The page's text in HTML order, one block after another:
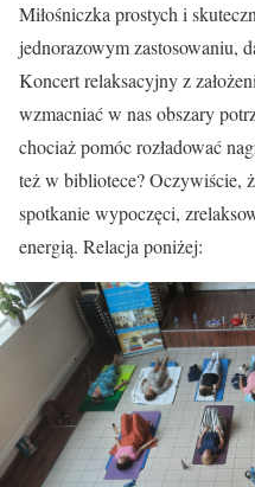
Miłośniczka prostych i
jednorazowym zastosowaniu,
Koncert relaksacyjny z
wzmacniać w nas obszary
chociaż pomóc rozładować
też w bibliotece? Oczywiście,
spotkanie wypoczęci,
energią. Relacja poniżej: